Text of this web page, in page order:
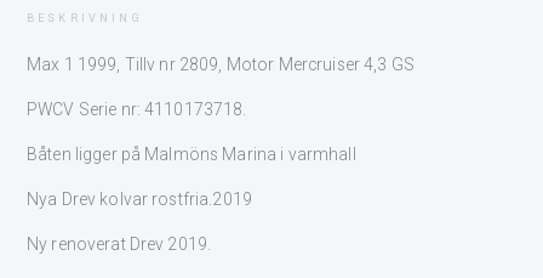
BESKRIVNING
Max 1 1999, Tillv nr 2809, Motor Mercruiser 4,3 GS
PWCV Serie nr: 4110173718.
Båten ligger på Malmöns Marina i varmhall
Nya Drev kolvar rostfria.2019
Ny renoverat Drev 2019.